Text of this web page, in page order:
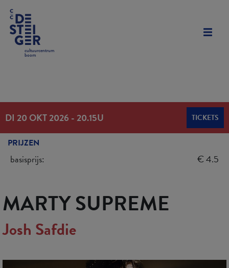
cultuurcentrum
boom
MARTY SUPREME
Josh Safdie
DI 20 OKT 2026 -20.15U TICKETS
PRIJZEN
basisprijs: € 4.5